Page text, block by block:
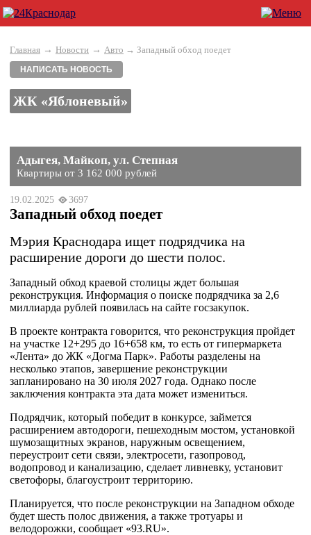
Главная → Новости → Авто → Западный обход поедет
НАПИСАТЬ НОВОСТЬ
ЖК «Яблоневый»
Адыгея, Майкоп, ул. Степная
Квартиры от 3 162 000 рублей
19.02.2025 3697
Западный обход поедет
Мэрия Краснодара ищет подрядчика на
расширение дороги до шести полос.
Западный обход краевой столицы ждет большая
реконструкция. Информация о поиске подрядчика за 2,6
миллиарда рублей появилась на сайте госзакупок.
В проекте контракта говорится, что реконструкция пройдет
на участке 12+295 до 16+658 км, то есть от гипермаркета
«Лента» до ЖК «Догма Парк». Работы разделены на
несколько этапов, завершение реконструкции
запланировано на 30 июля 2027 года. Однако после
заключения контракта эта дата может измениться.
Подрядчик, который победит в конкурсе, займется
расширением автодороги, пешеходным мостом, установкой
шумозащитных экранов, наружным освещением,
переустроит сети связи, электросети, газопровод,
водопровод и канализацию, сделает ливневку, установит
светофоры, благоустроит территорию.
Планируется, что после реконструкции на Западном обходе
будет шесть полос движения, а также тротуары и
велодорожки, сообщает «93.RU».